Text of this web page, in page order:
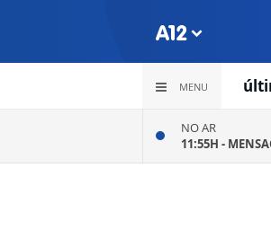
MENU
NO AR
11:55H -